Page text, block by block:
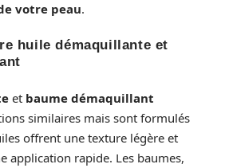
votre peau.
huile démaquillante et
et baume démaquillant
similaires mais sont formulés
offrent une texture légère et
application rapide. Les baumes,